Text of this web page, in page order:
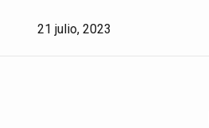
21 julio, 2023